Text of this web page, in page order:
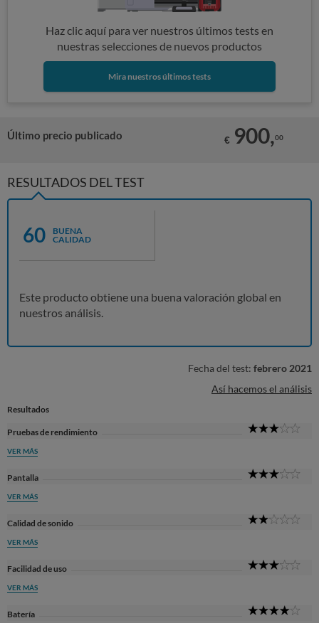
Haz clic aquí para ver nuestros últimos tests en
nuestras selecciones de nuevos productos
Mira nuestros últimos tests
Último precio publicado € 900,00
RESULTADOS DEL TEST
60
BUENA
CALIDAD
Este producto obtiene una buena valoración global en
nuestros análisis.
Fecha del test: febrero 2021
Así hacemos el análisis
Resultados
Pruebas de rendimiento
VER MÁS
Pantalla
VER MÁS
Calidad de sonido
VER MÁS
Facilidad de uso
VER MÁS
Batería